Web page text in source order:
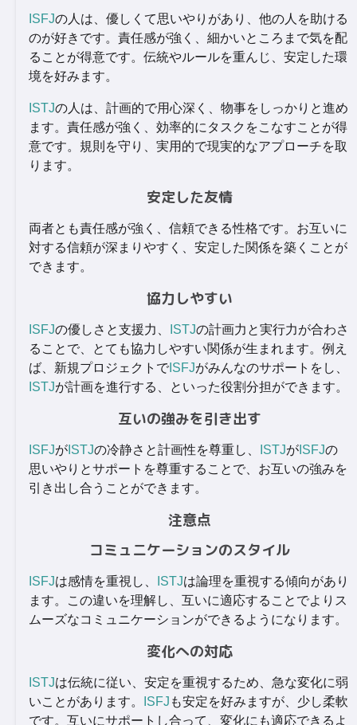
ISFJの人は、優しくて思いやりがあり、他の人を助ける
のが好きです。責任感が強く、細かいところまで気を配
ることが得意です。伝統やルールを重んじ、安定した環
境を好みます。
ISTJの人は、計画的で用心深く、物事をしっかりと進め
ます。責任感が強く、効率的にタスクをこなすことが得
意です。規則を守り、実用的で現実的なアプローチを取
ります。
安定した友情
両者とも責任感が強く、信頼できる性格です。お互いに
対する信頼が深まりやすく、安定した関係を築くことが
できます。
協力しやすい
ISFJの優しさと支援力、 ISTJの計画力と実行力が合わさ
ることで、とても協力しやすい関係が生まれます。例え
ば、新規プロジェクトで ISFJがみんなのサポートをし、
ISTJが計画を進行する、といった役割分担ができます。
互いの強みを引き出す
ISFJが ISTJの冷静さと計画性を尊重し、 ISTJが ISFJの
思いやりとサポートを尊重することで、お互いの強みを
引き出し合うことができます。
注意点
コミュニケーションのスタイル
ISFJは感情を重視し、 ISTJは論理を重視する傾向があり
ます。この違いを理解し、互いに適応することでよりス
ムーズなコミュニケーションができるようになります。
変化への対応
ISTJは伝統に従い、安定を重視するため、急な変化に弱
いことがあります。
ISFJ も安定を好みますが、少し柔軟
です。互いにサポートし合って、変化にも適応できるよ